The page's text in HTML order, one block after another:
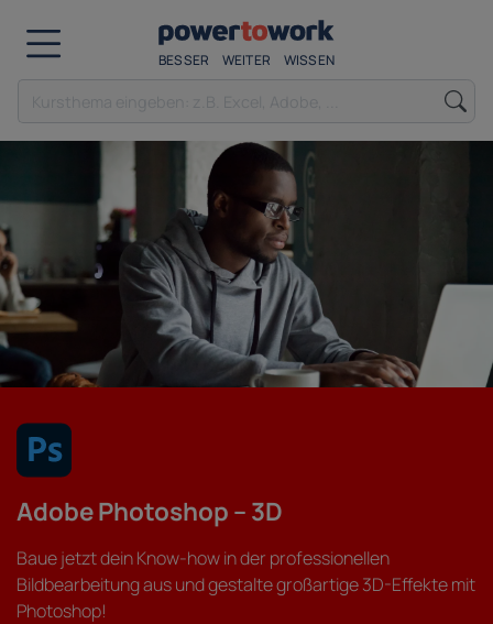
BESSER WEITER WISSEN
Adobe Photoshop – 3D
Baue jetzt dein Know-how in der professionellen
Bildbearbeitung aus und gestalte großartige 3D-Effekte mit
Photoshop!